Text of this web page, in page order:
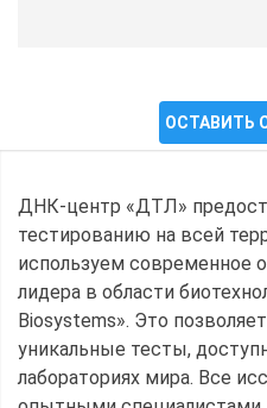
ОСТАВИТЬ
ДНК-центр «ДТЛ»
тестированию на всей
используем современное
лидера в области
Biosystems». Это
уникальные тесты,
лабораториях мира. Все